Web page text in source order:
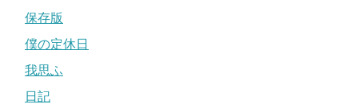
保存版
僕の定休日
我思ふ
日記